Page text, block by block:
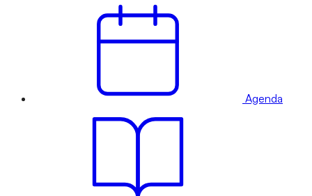
Agenda